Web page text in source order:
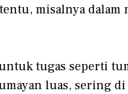
misalnya
tugas seperti
luas, sering di